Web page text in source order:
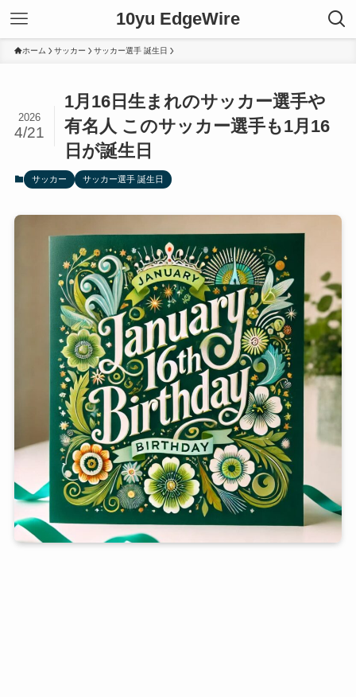
10yu EdgeWire
ホーム サッカー サッカー選手 誕生日
1月16日生まれのサッカー選手や
有名人 このサッカー選手も1月16
日が誕生日
2026
4/21
サッカー サッカー選手 誕生日